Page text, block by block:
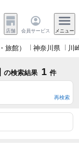
店舗 会員サービス メニュー
旅館） 神奈川県 川
の検索結果 1 件
再検索